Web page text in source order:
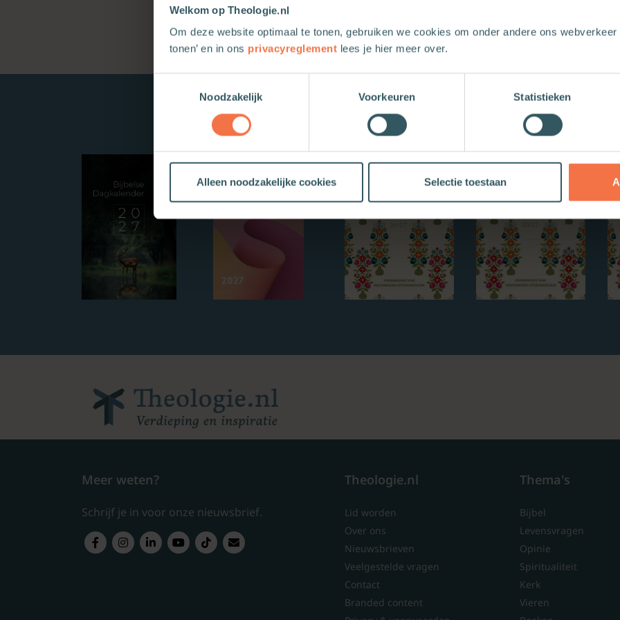
Welkom op Theologie.nl
Om deze website optimaal te tonen, gebruiken we cookies om onder andere ons webverkeer
tonen’ en in ons privacyreglement lees je hier meer over.
Noodzakelijk
Voorkeuren Statistieken
Alleen noodzakelijke cookies Selectie toestaan
Nieuwe boeken
Meer weten?
Schrijf je in voor onze nieuwsbrief.
Theologie.nl
Lid worden
Over ons
Nieuwsbrieven
Veelgestelde vragen
Contact
Branded content
Thema's
Bijbel
Levensvragen
Opinie
Spiritualiteit
Kerk
Vieren